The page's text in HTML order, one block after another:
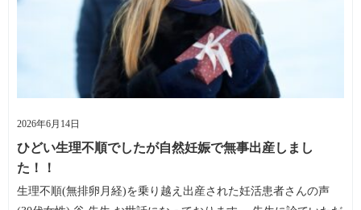
2026年6月14日
ひどい生理不順でしたが自然妊娠で無事出産しまし
た！！
生理不順(無排卵月経)を乗り越え出産された妊活患者さんの声